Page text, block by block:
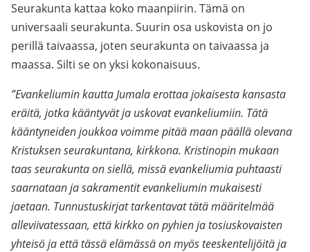
Seurakunta kattaa koko maanpiirin. Tämä on
universaali seurakunta. Suurin osa uskovista on jo
perillä taivaassa, joten seurakunta on taivaassa ja
maassa. Silti se on yksi kokonaisuus.
”Evankeliumin kautta Jumala erottaa jokaisesta kansasta
eräitä, jotka kääntyvät ja uskovat evankeliumiin. Tätä
kääntyneiden joukkoa voimme pitää maan päällä olevana
Kristuksen seurakuntana, kirkkona. Kristinopin mukaan
taas seurakunta on siellä, missä evankeliumia puhtaasti
saarnataan ja sakramentit evankeliumin mukaisesti
jaetaan. Tunnustuskirjat tarkentavat tätä määritelmää
alleviivatessaan, että kirkko on pyhien ja tosiuskovaisten
yhteisö ja että tässä elämässä on myös teeskentelijöitä ja